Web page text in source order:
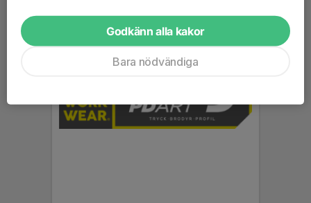
Godkänn alla kakor
Bara nödvändiga